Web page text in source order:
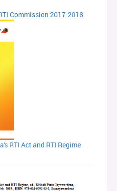
Commission 2017-2018
RTI Act and RTI Regime